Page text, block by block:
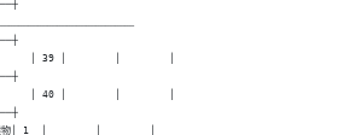
│ 39 │        │        │
│ 40 │        │        │
物│ 1  │        │        │